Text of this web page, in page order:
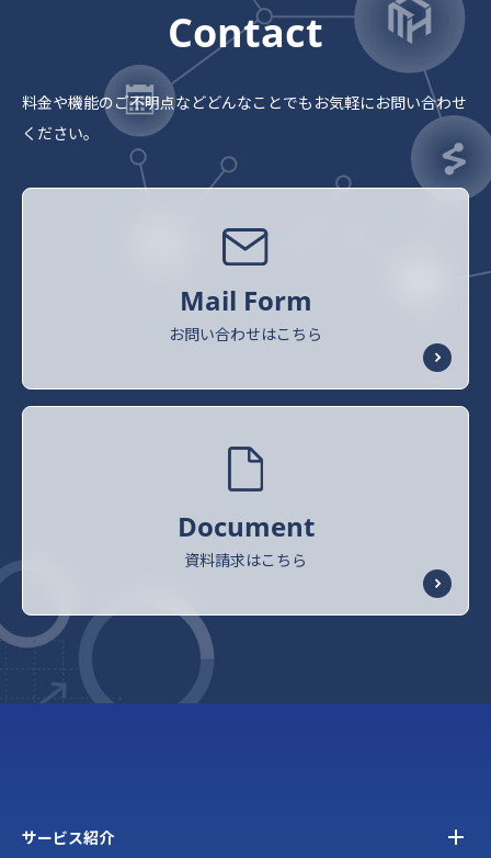
Contact
料金や機能のご不明点などどんなことでもお気軽にお問い合わせ
ください。
Mail Form
お問い合わせはこちら
Document
資料請求はこちら
サービス紹介